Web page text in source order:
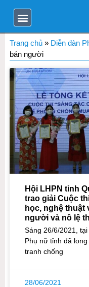
Trang chủ» Diễn đàn
bán người
Hội LHPN tỉnh
trao giải Cuộc
học, nghệ thuật
người và nô lệ
Sáng 26/6/2021,
Phụ nữ tỉnh đã
tranh chống
28/06/2021